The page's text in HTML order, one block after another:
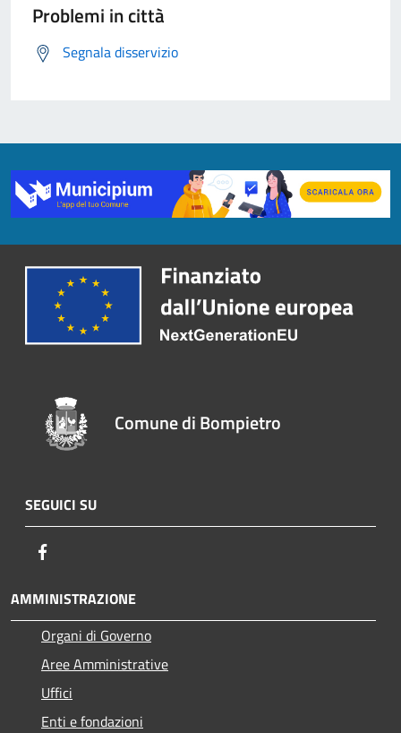
Problemi in città
Segnala disservizio
Comune di Bompietro
SEGUICI SU
AMMINISTRAZIONE
Organi di Governo
Aree Amministrative
Uffici
Enti e fondazioni